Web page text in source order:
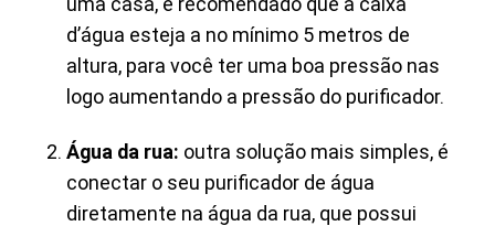
d’água esteja a no mínimo 5 metros de
altura, para você ter uma boa pressão nas
logo aumentando a pressão do purificador.
Água da rua: outra solução mais simples, é
conectar o seu purificador de água
diretamente na água da rua, que possui